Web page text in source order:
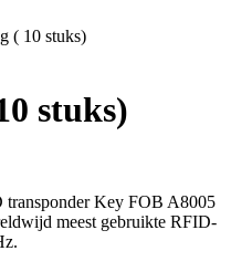
( 10 stuks)
stuks)
transponder Key FOB A8005
meest gebruikte RFID-